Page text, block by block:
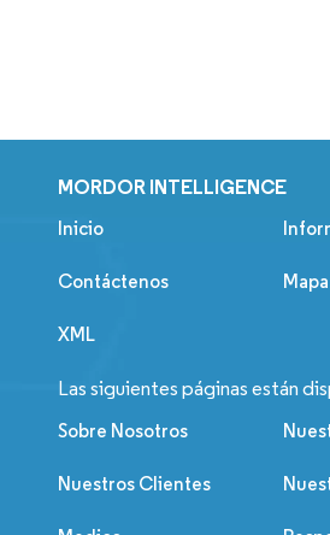
MORDOR INTELLIGENCE
Inicio
Contáctenos
XML
Las siguientes páginas están
Sobre Nosotros
Nuestros Clientes